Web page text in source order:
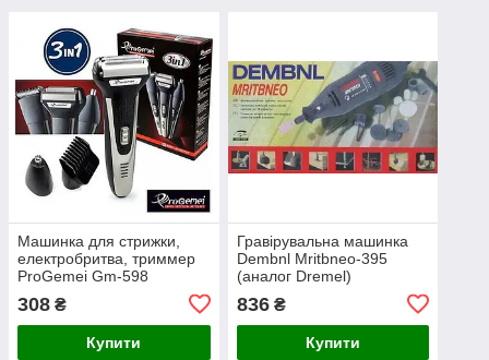
Машинка для стрижки,
електробритва, триммер
ProGemei Gm-598
308 ₴
Купити
Гравірувальна машинка
Dembnl Mritbneo-395
(аналог Dremel)
836₴
Купити